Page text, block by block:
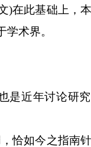
)在此基础上，
术界。
是近年讨论研
恰如今之指南